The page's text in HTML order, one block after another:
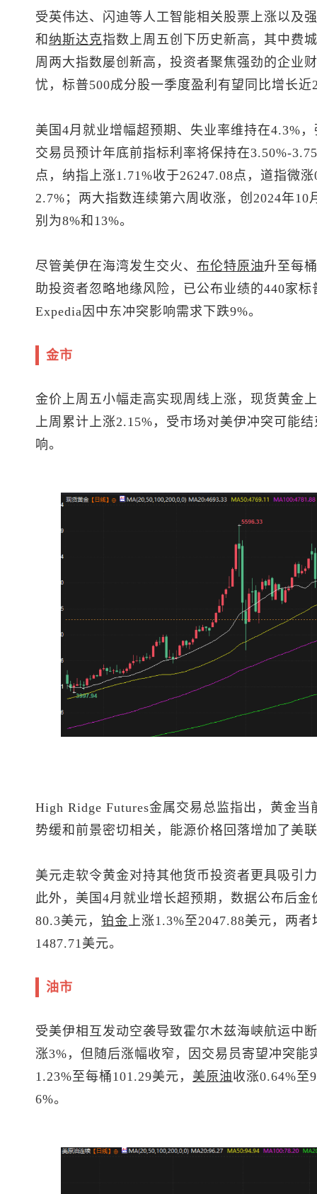
受英伟达、闪迪等人工智能相关股票上涨以及
和 纳斯达克指数上周五创下历史新高，其中费
周两大指数屡创新高，投资者聚焦强劲的企业
忧， 标普500成分股一季度盈利有望同比增长近
美国4月就业增幅超预期、失业率维持在4.3%
交易员预计年底前指标利率将保持在3.50%-
点，纳指上涨1.71%收于26247.08点，道指微
2.7%；两大指数连续第六周收涨，创2024年
别为8%和13%。
尽管美伊在海湾发生交火、 布伦特原油升至每
助投资者忽略地缘风险，已公布业绩的440家
Expedia因中东冲突影响需求下跌9%。
金市
金价上周五小幅走高实现周线上涨， 现货黄金
上周累计上涨2.15%，受市场对美伊冲突可能
响。
High Ridge Futures金属交易总监指出，黄金
势缓和前景密切相关，能源价格回落增加了美
美元走软令黄金对持其他货币投资者更具吸引
此外，美国4月就业增长超预期，数据公布后金
80.3美元， 铂金上涨1.3%至2047.88美元，两
1487.71美元。
油市
受美伊相互发动空袭导致霍尔木兹海峡航运中
涨3%，但随后涨幅收窄，因交易员寄望冲突能
1.23%至每桶101.29美元， 美原油收涨0.64%至
6%。